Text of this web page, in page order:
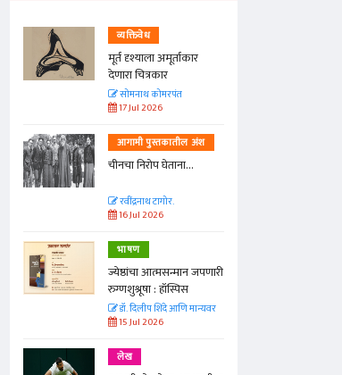
व्यक्तिवेध
मूर्त दृश्याला अमूर्ताकार
देणारा चित्रकार
सोमनाथ कोमरपंत
17 Jul 2026
आगामी पुस्तकातील अंश
चीनचा निरोप घेताना...
रवींद्रनाथ टागोर.
16 Jul 2026
भाषण
ज्येष्ठांचा आत्मसन्मान जपणारी
रुग्णशुश्रूषा : हॉस्पिस
डॉ. दिलीप शिंदे आणि मान्यवर
15 Jul 2026
लेख